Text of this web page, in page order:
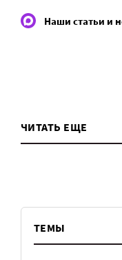
Наши статьи и
ЧИТАТЬ ЕЩЕ
ТЕМЫ